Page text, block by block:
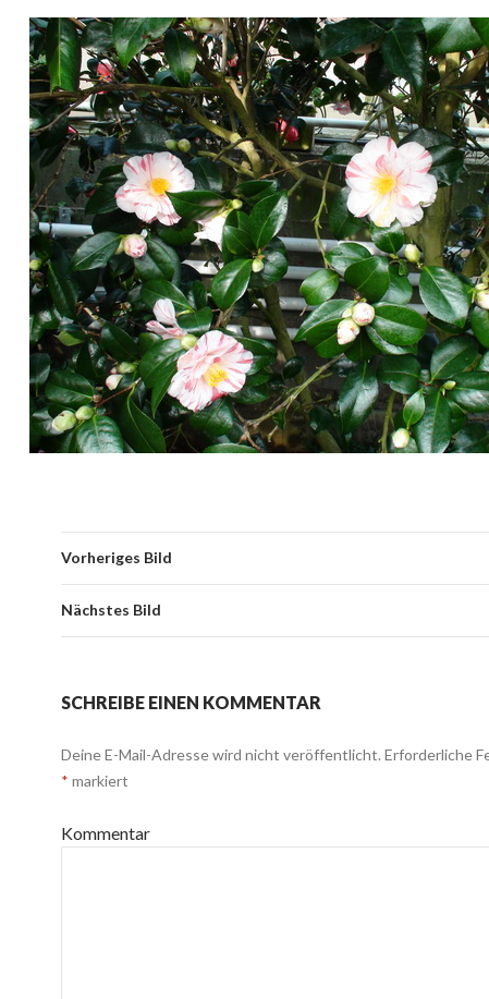
Vorheriges Bild
Nächstes Bild
SCHREIBE EINEN KOMMENTAR
Deine E-Mail-Adresse wird nicht veröffentlicht. Erforderliche
* markiert
Kommentar